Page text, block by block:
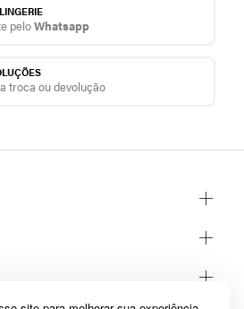
peloWhatsapp
troca ou devolução